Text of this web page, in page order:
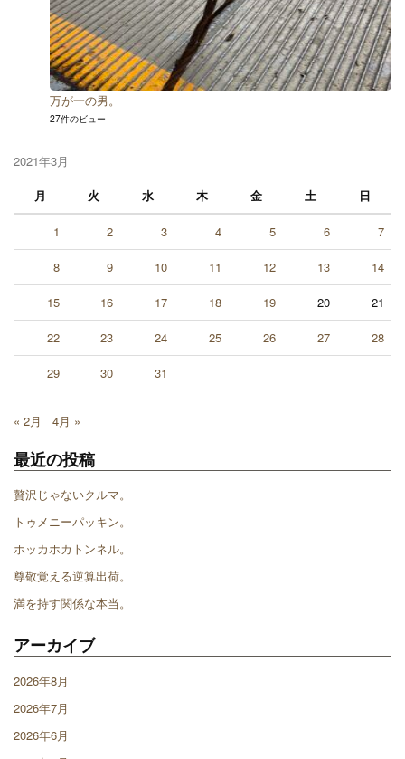
万が一の男。
27件のビュー
2021年3月
月
火 水 木 金 土 日
1 2 3 4 5 6 7
8 9 10 11 12 13 14
15 16 17 18 19 20 21
22 23 24 25 26 27 28
29 30 31
« 2月 4月 »
最近の投稿
贅沢じゃないクルマ。
トゥメニーパッキン。
ホッカホカトンネル。
尊敬覚える逆算出荷。
満を持す関係な本当。
アーカイブ
2026年8月
2026年7月
2026年6月